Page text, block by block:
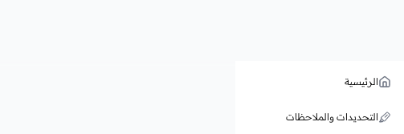
الرئيسية
التحديدات والملاحظات